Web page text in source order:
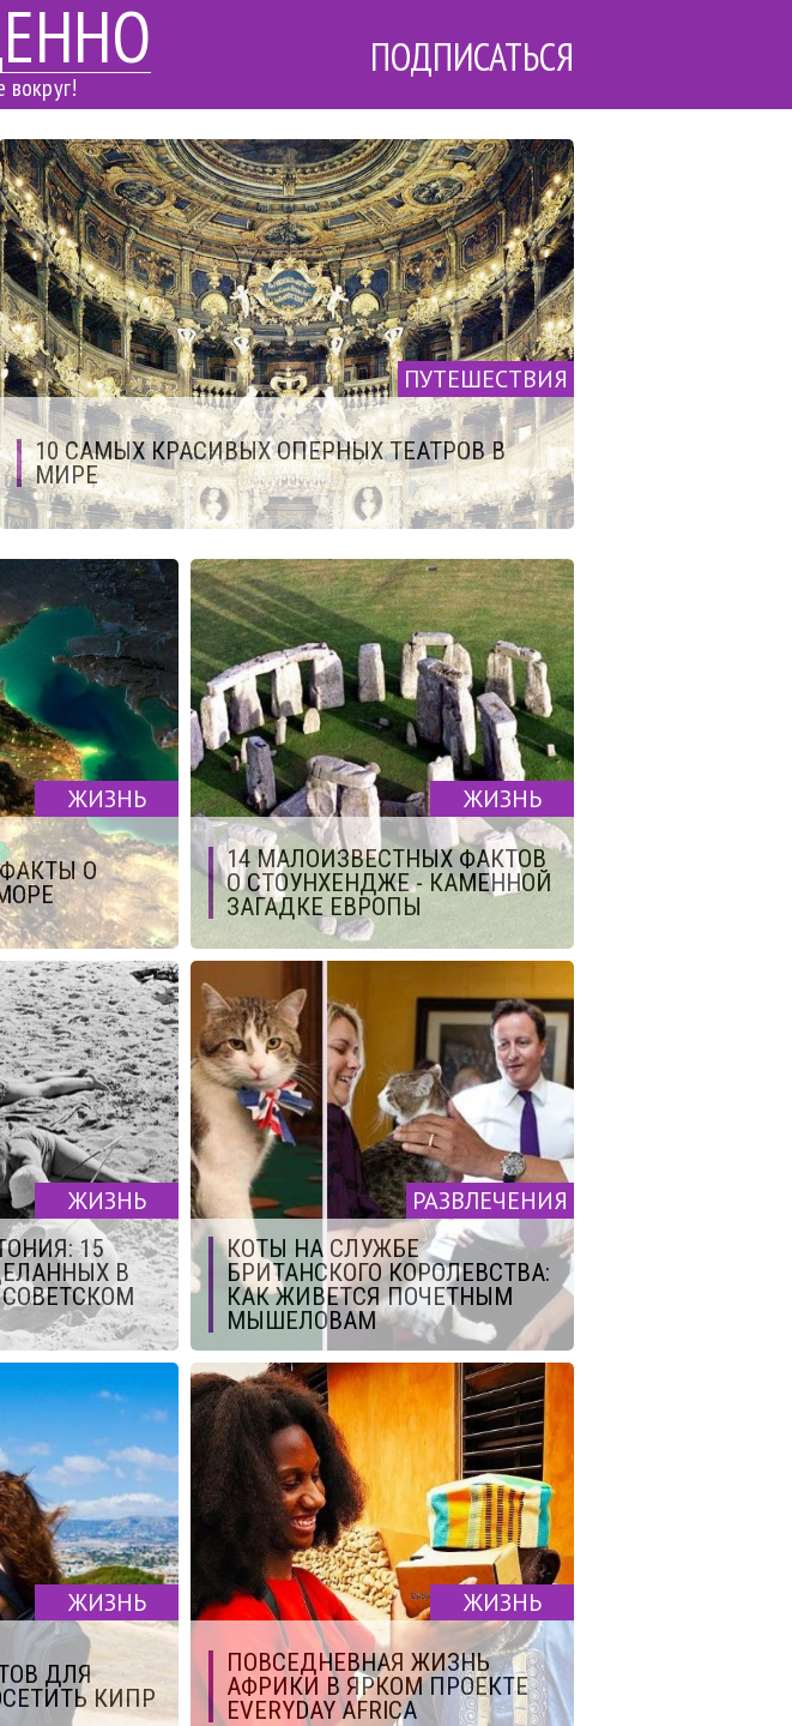
вокруг!
ПОДПИСАТЬСЯ
ПУТЕШЕСТВИЯ
10 САМЫХ КРАСИВЫХ ОПЕРНЫХ ТЕАТРОВ В
МИРЕ
ЖИЗНЬ
О
ЖИЗНЬ
14 МАЛОИЗВЕСТНЫХ ФАКТОВ
О СТОУНХЕНДЖЕ - КАМЕННОЙ
ЗАГАДКЕ ЕВРОПЫ
ЖИЗНЬ
15
В
СОВЕТСКОМ
РАЗВЛЕЧЕНИЯ
КОТЫ НА СЛУЖБЕ
БРИТАНСКОГО КОРОЛЕВСТВА:
КАК ЖИВЕТСЯ ПОЧЕТНЫМ
МЫШЕЛОВАМ
ЖИЗНЬ
ДЛЯ
КИПР
ЖИЗНЬ
ПОВСЕДНЕВНАЯ ЖИЗНЬ
АФРИКИ В ЯРКОМ ПРОЕКТЕ
EVERYDAY AFRICA